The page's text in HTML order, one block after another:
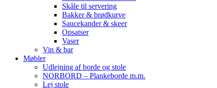
Skåle til servering
Bakker & brødkurve
Saucekander & skeer
Opsatser
Vaser
Vin & bar
Møbler
Udlejning af borde og stole
NORBORD – Plankeborde m.m.
Lej stole